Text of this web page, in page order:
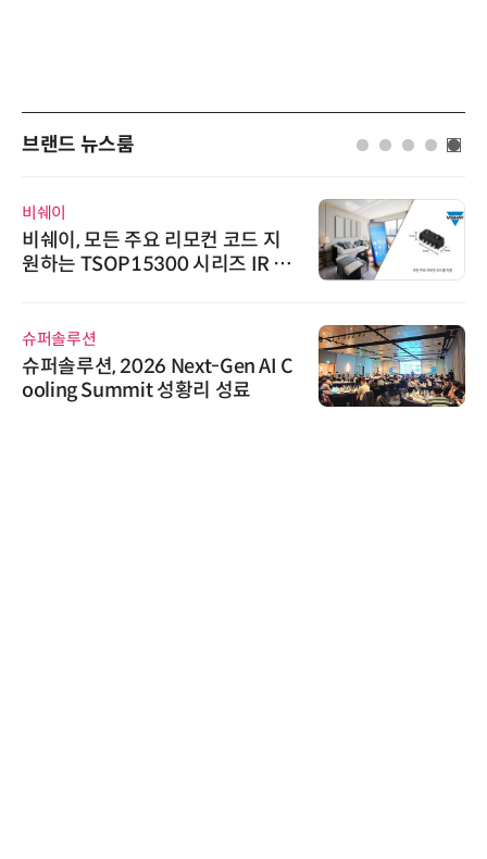
브랜드 뉴스룸
비쉐이
비쉐이, 모든 주요 리모컨 코드 지
원하는 TSOP15300 시리즈 IR 수
슈퍼솔루션
슈퍼솔루션, 2026 Next-Gen AI C
ooling Summit 성황리 성료